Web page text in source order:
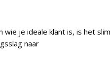
je ideale klant is, is het
naar